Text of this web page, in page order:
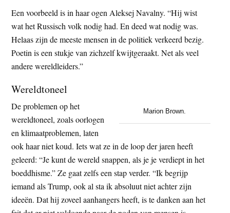
Een voorbeeld is in haar ogen Aleksej Navalny. “Hij wist
wat het Russisch volk nodig had. En deed wat nodig was.
Helaas zijn de meeste mensen in de politiek verkeerd bezig.
Poetin is een stukje van zichzelf kwijtgeraakt. Net als veel
andere wereldleiders.”
Wereldtoneel
Marion Brown.
De problemen op het
wereldtoneel, zoals oorlogen
en klimaatproblemen, laten
ook haar niet koud. Iets wat ze in de loop der jaren heeft
geleerd: “Je kunt de wereld snappen, als je je verdiept in het
boeddhisme.” Ze gaat zelfs een stap verder. “Ik begrijp
iemand als Trump, ook al sta ik absoluut niet achter zijn
ideeën. Dat hij zoveel aanhangers heeft, is te danken aan het